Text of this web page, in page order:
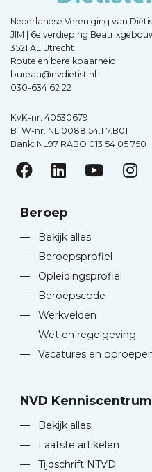
Nederlandse Vereniging van
JIM | 6e verdieping
3521 AL Utrecht
Route en bereikbaarheid
bureau@nvdietist.nl
030-634 62 22
KvK-nr. 40530679
BTW-nr. NL.0088.54.117.B01
Bank: NL97 RABO 013 54 05 750
Beroep
—
Bekijk alles
—
Beroepsprofiel
—
Opleidingsprofiel
—
Beroepscode
—
Werkvelden
—
Wet en regelgeving
—
Vacatures en
NVD Kenniscentrum
—
Bekijk alles
—
Laatste artikelen
—
Tijdschrift NTVD